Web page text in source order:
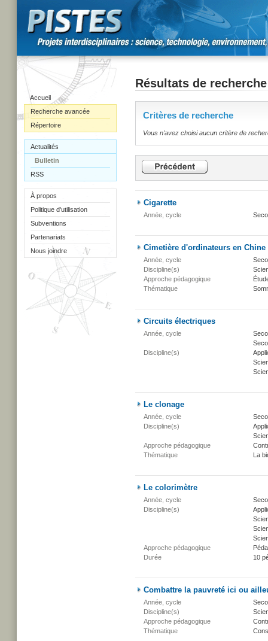
Accueil
Recherche avancée
Répertoire
Actualités
Bulletin
RSS
À propos
Politique d'utilisation
Subventions
Partenariats
Nous joindre
Résultats de recherche
Critères de recherche
Vous n'avez choisi aucun critère de
Cigarette
Année, cycle
Cimetière d'ordinateurs en Chine
Année, cycle
Discipline(s)
Approche pédagogique
Thématique
Circuits électriques
Année, cycle
Discipline(s)
Le clonage
Année, cycle
Discipline(s)
Approche pédagogique
Thématique
La
Le colorimètre
Année, cycle
Discipline(s)
Approche pédagogique
Durée
10
Combattre la pauvreté ici ou
Année, cycle
Discipline(s)
Approche pédagogique
Thématique